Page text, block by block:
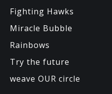
Fighting Hawks
Miracle Bubble
Rainbows
Try the future
weave OUR circle